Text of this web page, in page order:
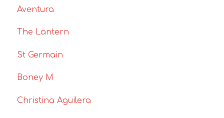
Aventura
The Lantern
St Germain
Boney M
Christina Aguilera